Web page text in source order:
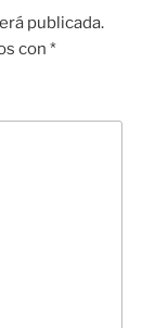
publicada.
con *